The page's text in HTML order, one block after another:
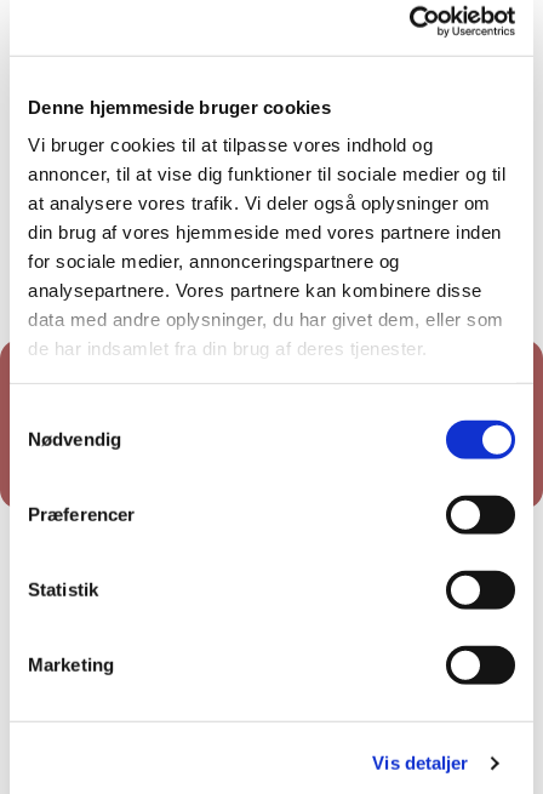
Denne hjemmeside bruger cookies
Vi bruger cookies til at tilpasse vores indhold og
annoncer, til at vise dig funktioner til sociale medier og til
at analysere vores trafik. Vi deler også oplysninger om
din brug af vores hjemmeside med vores partnere inden
for sociale medier, annonceringspartnere og
analysepartnere. Vores partnere kan kombinere disse
data med andre oplysninger, du har givet dem, eller som
de har indsamlet fra din brug af deres tjenester.
Nødvendig
Præferencer
Statistik
Marketing
Vis detaljer
Du vil måske også kunne lide...